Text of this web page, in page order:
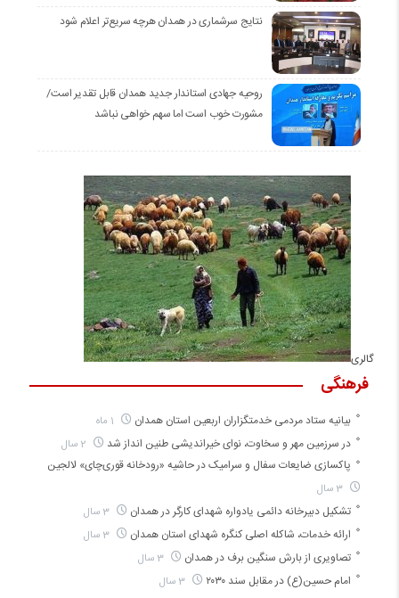
نتایج سرشماری در همدان هرچه سریع‌تر اعلام شود
روحیه جهادی استاندار جدید همدان قابل تقدیر است/
مشورت خوب است اما سهم خواهی نباشد
گالری
فرهنگی
بیانیه ستاد مردمی خدمتگزاران اربعین استان همدان
در سرزمین مهر و سخاوت، نوای خیراندیشی طنین انداز شد
پاکسازی ضایعات سفال و سرامیک در حاشیه «رودخانه قوری‌چای» لالجین
3 سال
تشکیل دبیرخانه دائمی یادواره شهدای کارگر در همدان 3 سال
ارائه خدمات، شاکله اصلی کنگره شهدای استان همدان 3 سال
تصاویری از بارش سنگین برف در همدان 3 سال
امام حسین(ع) در مقابل سند ۲۰۳۰ 3 سال